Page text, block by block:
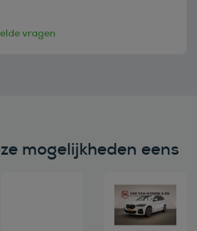
vragen
mogelijkheden eens
Bekijk deze